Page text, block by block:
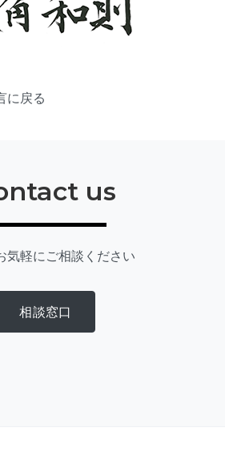
に戻る
us
気軽にご相談ください
相談窓口